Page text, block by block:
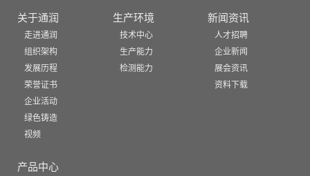
关于通润
走进通润
组织架构
发展历程
荣誉证书
企业活动
绿色铸造
视频
生产环境
技术中心
生产能力
检测能力
新闻资讯
人才招聘
企业新闻
展会资讯
资料下载
产品中心